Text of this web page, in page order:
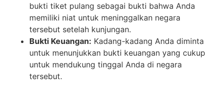
bukti tiket pulang sebagai bukti bahwa Anda
memiliki niat untuk meninggalkan negara
tersebut setelah kunjungan.
Bukti Keuangan: Kadang-kadang Anda diminta
untuk menunjukkan bukti keuangan yang cukup
untuk mendukung tinggal Anda di negara
tersebut.